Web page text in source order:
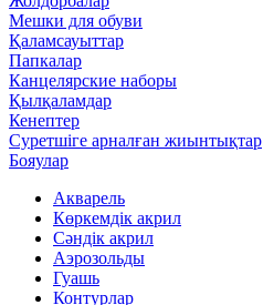
Мешки для обуви
Қаламсауыттар
Папкалар
Канцелярские наборы
Қылқаламдар
Кенептер
Суретшіге арналған жиынтықтар
Бояулар
Акварель
Көркемдік акрил
Сәндік акрил
Аэрозольды
Гуашь
Контурлар